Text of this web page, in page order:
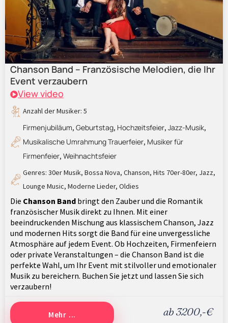
Mehr ... ab 3200,-€
Chanson Band – Französische Melodien, die Ihr
Event verzaubern
View video
Anzahl der Musiker: 5
Firmenjubiläum, Geburtstag, Hochzeitsfeier, Jazz-Musik,
Musikalische Umrahmung Trauerfeier, Musiker für
Firmenfeier, Weihnachtsfeier
Genres: 30er Musik, Bossa Nova, Chanson, Hits 70er-80er, Jazz,
Lounge Music, Moderne Lieder, Oldies
Die Chanson Band bringt den Zauber und die Romantik
französischer Musik direkt zu Ihnen. Mit einer
beeindruckenden Mischung aus klassischem Chanson, Jazz
und modernen Hits sorgt die Band für eine unvergessliche
Atmosphäre auf jedem Event. Ob Hochzeiten, Firmenfeiern
oder private Veranstaltungen – die Chanson Band ist die
perfekte Wahl, um Ihr Event mit stilvoller und emotionaler
Musik zu bereichern. Buchen Sie jetzt und lassen Sie sich
verzaubern!